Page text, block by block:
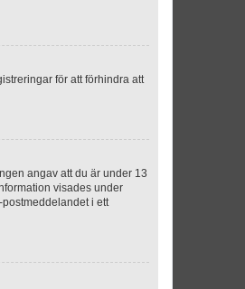
för att förhindra att
angav att du är under 13
visades under
i ett